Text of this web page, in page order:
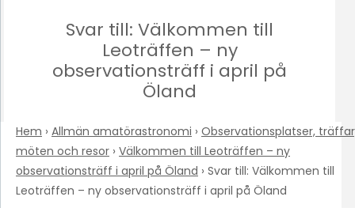
Svar till: Välkommen till
Leoträffen – ny
observationsträff i april på
Öland
Hem › Allmän amatörastronomi › Observationsplatser,
möten och resor › Välkommen till Leoträffen – ny
observationsträff i april på Öland › Svar till: Välkommen till
Leoträffen – ny observationsträff i april på Öland